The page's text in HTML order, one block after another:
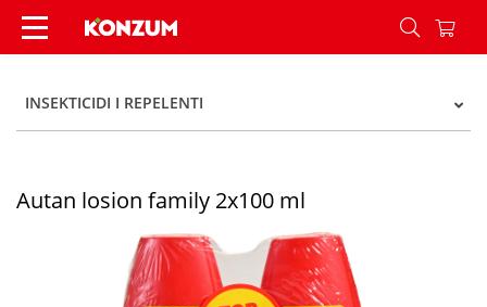
Autan losion family 2x100 ml - Konzum
INSEKTICIDI I REPELENTI
Autan losion family 2x100 ml